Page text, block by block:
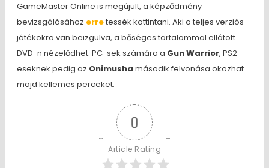
GameMaster Online is megújult, a képződmény
bevizsgálásához erretessék kattintani. Aki a teljes verziós
játékokra van beizgulva, a bőséges tartalommal ellátott
DVD-n nézelődhet: PC-sek számára a Gun Warrior, PS2-
eseknek pedig az Onimusha második felvonása okozhat
majd kellemes perceket.
0
Article Rating